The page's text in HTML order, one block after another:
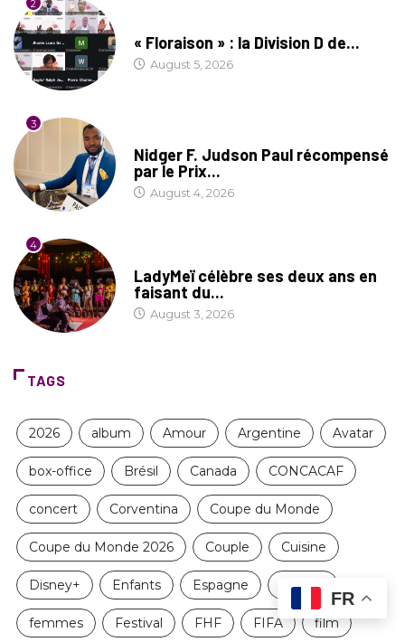
2
« Floraison » : la Division D de...
August 5, 2026
3
Nidger F. Judson Paul récompensé
par le Prix...
August 4, 2026
4
LadyMeï célèbre ses deux ans en
faisant du...
August 3, 2026
TAGS
2026 album Amour Argentine Avatar
box-office Brésil Canada CONCACAF
concert Corventina Coupe du Monde
Coupe du Monde 2026 Couple Cuisine
Disney+ Enfants Espagne fashion
femmes Festival FHF FIFA film
FR